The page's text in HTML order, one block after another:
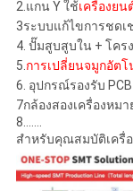
2.แกน Y ใช้เครื่องยน
3ระบบแก้ไขการชด
4. ปั๊มสูบสูบใน + โคร
5.การเปลี่ยนจมูกอัตโ
6. อุปกรณ์รองรับ PCB
7กล้องสองเครื่องหม
8.......
สําหรับคุณสมบัติเครื่